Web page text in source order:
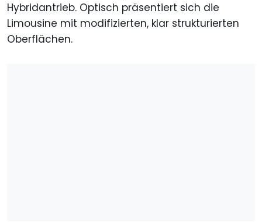
Hybridantrieb. Optisch präsentiert sich die
Limousine mit modifizierten, klar strukturierten
Oberflächen.